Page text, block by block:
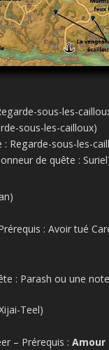
sous-les-
sous-les-cailloux)
Regarde-sous-les-
de quête :
: Avoir tué
: Parash ou une
Teel)
– Prérequis : Amour